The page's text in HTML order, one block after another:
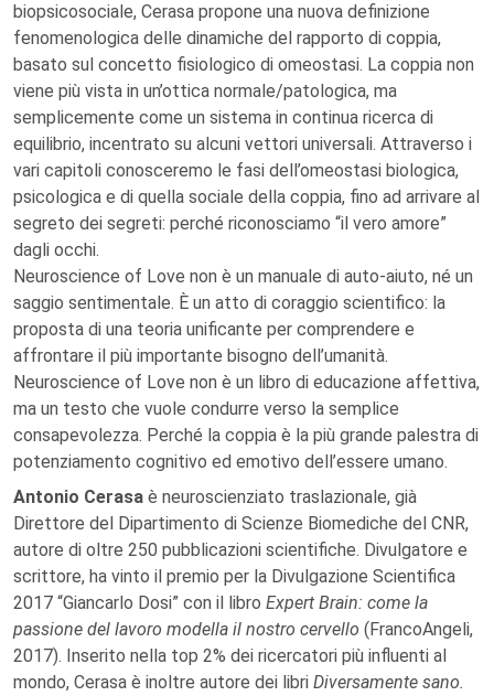
biopsicosociale, Cerasa propone una nuova definizione
fenomenologica delle dinamiche del rapporto di coppia,
basato sul concetto fisiologico di omeostasi. La coppia non
viene più vista in un’ottica normale/patologica, ma
semplicemente come un sistema in continua ricerca di
equilibrio, incentrato su alcuni vettori universali. Attraverso i
vari capitoli conosceremo le fasi dell’omeostasi biologica,
psicologica e di quella sociale della coppia, fino ad arrivare al
segreto dei segreti: perché riconosciamo “il vero amore”
dagli occhi.
Neuroscience of Love non è un manuale di auto-aiuto, né un
saggio sentimentale. È un atto di coraggio scientifico: la
proposta di una teoria unificante per comprendere e
affrontare il più importante bisogno dell’umanità.
Neuroscience of Love non è un libro di educazione affettiva,
ma un testo che vuole condurre verso la semplice
consapevolezza. Perché la coppia è la più grande palestra di
potenziamento cognitivo ed emotivo dell’essere umano.
Antonio Cerasa è neuroscienziato traslazionale, già
Direttore del Dipartimento di Scienze Biomediche del CNR,
autore di oltre 250 pubblicazioni scientifiche. Divulgatore e
scrittore, ha vinto il premio per la Divulgazione Scientifica
2017 “Giancarlo Dosi” con il libro Expert Brain: come la
passione del lavoro modella il nostro cervello (FrancoAngeli,
2017). Inserito nella top 2% dei ricercatori più influenti al
mondo, Cerasa è inoltre autore dei libri Diversamente sano.